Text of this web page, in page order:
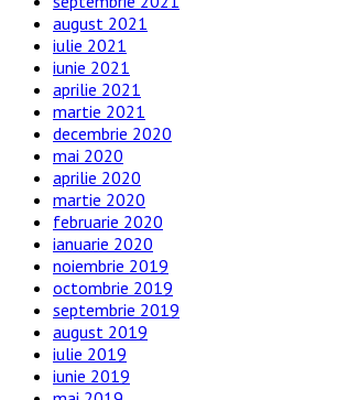
august 2021
iulie 2021
iunie 2021
aprilie 2021
martie 2021
decembrie 2020
mai 2020
aprilie 2020
martie 2020
februarie 2020
ianuarie 2020
noiembrie 2019
octombrie 2019
septembrie 2019
august 2019
iulie 2019
iunie 2019